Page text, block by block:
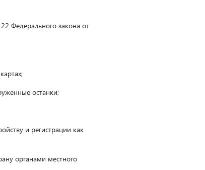
Федерального закона от
останки;
и регистрации как
органами местного